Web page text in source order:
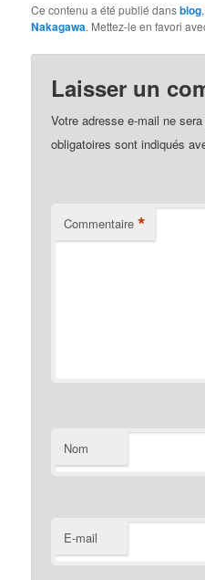
Ce contenu a été publié dansblog
Nakagawa. Mettez-le en favori
Laisser un
Votre adresse e-mail ne
obligatoires sont indiqués
Commentaire *
Nom
E-mail